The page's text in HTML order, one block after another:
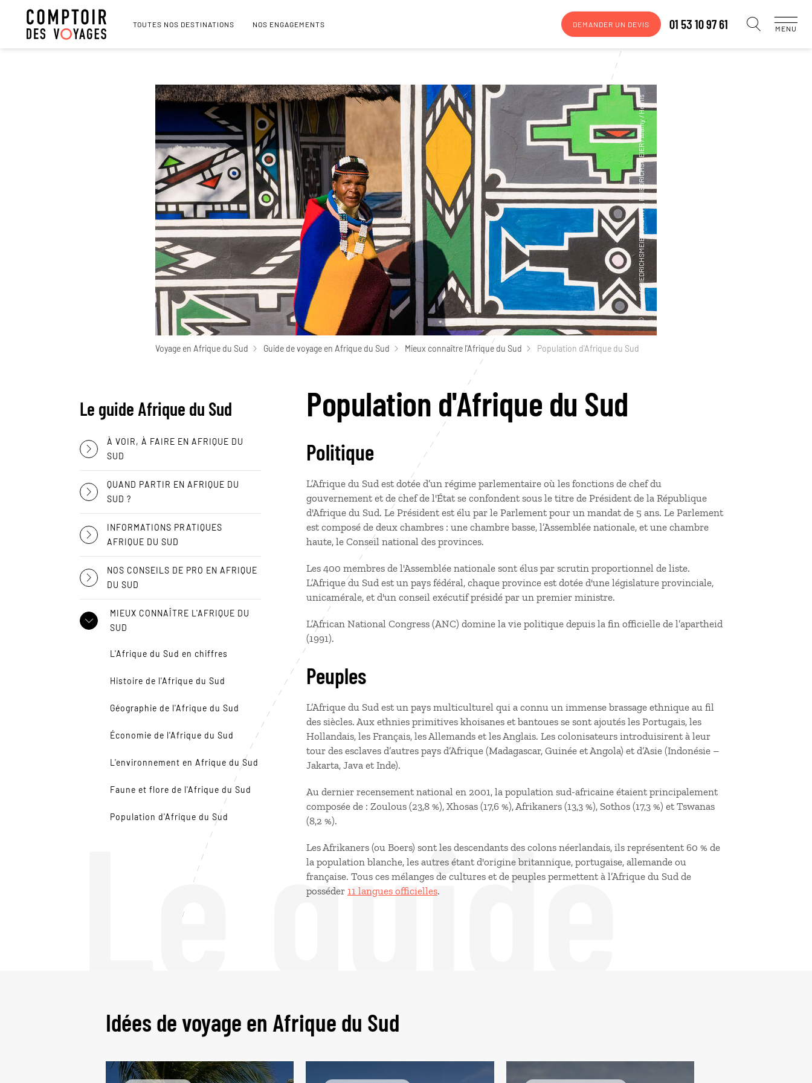
TOUTES NOS DESTINATIONS NOS ENGAGEMENTS DEMANDER UN DEVIS 01 53 10 97 61 MENU
Voyage en Afrique du Sud Guide de voyage en Afrique du Sud Mieux connaître l'Afrique du Sud Population d'Afrique du Sud
Le guide
Le guide Afrique du Sud
À VOIR, À FAIRE EN AFRIQUE DU
SUD
QUAND PARTIR EN AFRIQUE DU
SUD ?
INFORMATIONS PRATIQUES
AFRIQUE DU SUD
NOS CONSEILS DE PRO EN AFRIQUE
DU SUD
MIEUX CONNAÎTRE L'AFRIQUE DU
SUD
L'Afrique du Sud en chiffres
Histoire de l'Afrique du Sud
Géographie de l'Afrique du Sud
Économie de l'Afrique du Sud
L'environnement en Afrique du Sud
Faune et flore de l'Afrique du Sud
Population d'Afrique du Sud
Population d'Afrique du Sud
Politique
L’Afrique du Sud est dotée d’un régime parlementaire où les fonctions de chef du
gouvernement et de chef de l'État se confondent sous le titre de Président de la République
d'Afrique du Sud. Le Président est élu par le Parlement pour un mandat de 5 ans. Le Parlement
est composé de deux chambres : une chambre basse, l’Assemblée nationale, et une chambre
haute, le Conseil national des provinces.
Les 400 membres de l'Assemblée nationale sont élus par scrutin proportionnel de liste.
L’Afrique du Sud est un pays fédéral, chaque province est dotée d'une législature provinciale,
unicamérale, et d'un conseil exécutif présidé par un premier ministre.
L’African National Congress (ANC) domine la vie politique depuis la fin officielle de l’apartheid
(1991).
Peuples
L’Afrique du Sud est un pays multiculturel qui a connu un immense brassage ethnique au fil
des siècles. Aux ethnies primitives khoisanes et bantoues se sont ajoutés les Portugais, les
Hollandais, les Français, les Allemands et les Anglais. Les colonisateurs introduisirent à leur
tour des esclaves d’autres pays d’Afrique (Madagascar, Guinée et Angola) et d’Asie (Indonésie –
Jakarta, Java et Inde).
Au dernier recensement national en 2001, la population sud-africaine étaient principalement
composée de : Zoulous (23,8 %), Xhosas (17,6 %), Afrikaners (13,3 %), Sothos (17,3 %) et Tswanas
(8,2 %).
Les Afrikaners (ou Boers) sont les descendants des colons néerlandais, ils représentent 60 % de
la population blanche, les autres étant d'origine britannique, portugaise, allemande ou
française. Tous ces mélanges de cultures et de peuples permettent à l’Afrique du Sud de
posséder 11 langues officielles.
Idées de voyage en Afrique du Sud